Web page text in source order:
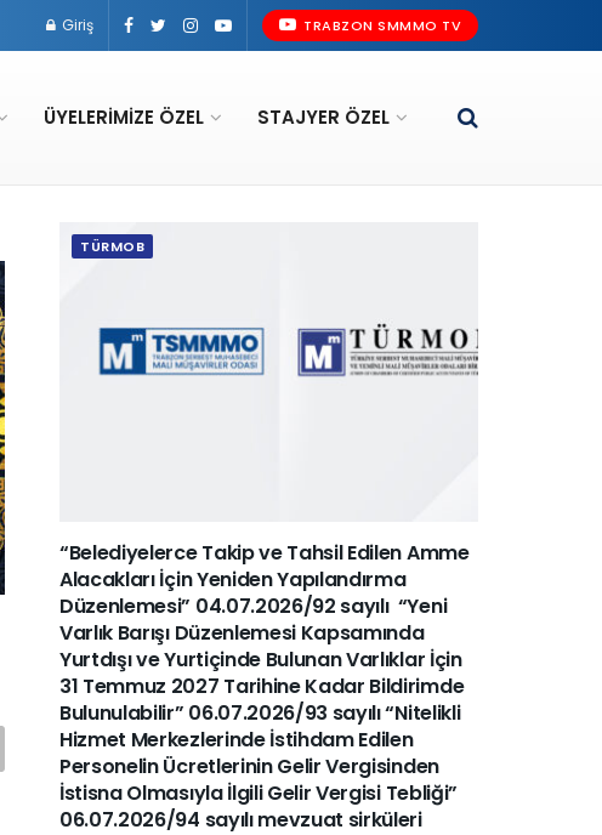
Giriş TRABZON SMMMO TV
ÜYELERIMIZE ÖZEL STAJYER ÖZEL
TÜRMOB
“Belediyelerce Takip ve Tahsil Edilen Amme
Alacakları İçin Yeniden Yapılandırma
Düzenlemesi” 04.07.2026/92 sayılı “Yeni
Varlık Barışı Düzenlemesi Kapsamında
Yurtdışı ve Yurtiçinde Bulunan Varlıklar İçin
31 Temmuz 2027 Tarihine Kadar Bildirimde
Bulunulabilir” 06.07.2026/93 sayılı “Nitelikli
Hizmet Merkezlerinde İstihdam Edilen
Personelin Ücretlerinin Gelir Vergisinden
İstisna Olmasıyla İlgili Gelir Vergisi Tebliği”
06.07.2026/94 sayılı mevzuat sirküleri